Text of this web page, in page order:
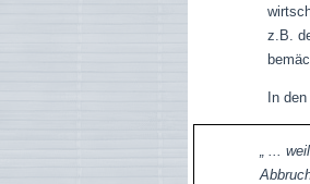
z.B.
In den im
„ ...